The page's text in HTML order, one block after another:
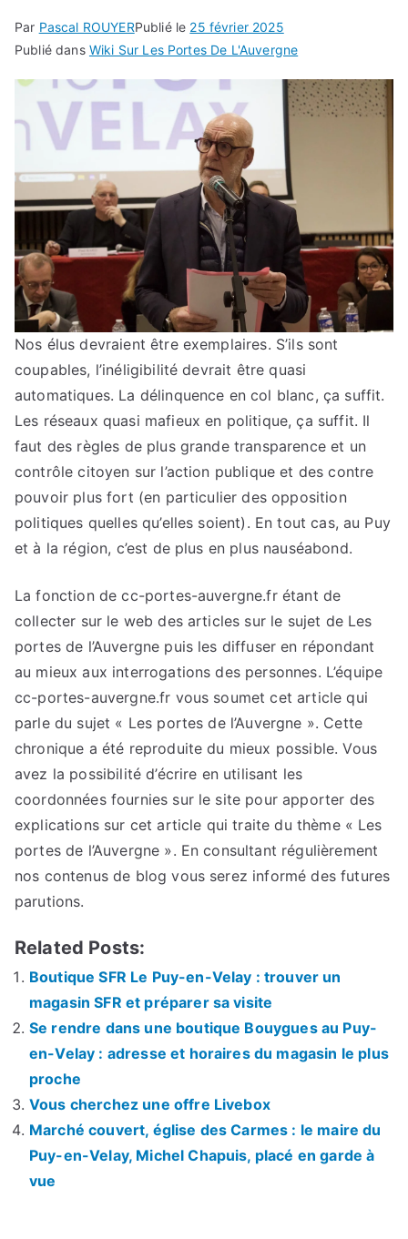
Par Pascal ROUYERPublié le 25 février 2025
Publié dans Wiki Sur Les Portes De L'Auvergne
Nos élus devraient être exemplaires. S’ils sont
coupables, l’inéligibilité devrait être quasi
automatiques. La délinquence en col blanc, ça suffit.
Les réseaux quasi mafieux en politique, ça suffit. Il
faut des règles de plus grande transparence et un
contrôle citoyen sur l’action publique et des contre
pouvoir plus fort (en particulier des opposition
politiques quelles qu’elles soient). En tout cas, au Puy
et à la région, c’est de plus en plus nauséabond.
La fonction de cc-portes-auvergne.fr étant de
collecter sur le web des articles sur le sujet de Les
portes de l’Auvergne puis les diffuser en répondant
au mieux aux interrogations des personnes. L’équipe
cc-portes-auvergne.fr vous soumet cet article qui
parle du sujet « Les portes de l’Auvergne ». Cette
chronique a été reproduite du mieux possible. Vous
avez la possibilité d’écrire en utilisant les
coordonnées fournies sur le site pour apporter des
explications sur cet article qui traite du thème « Les
portes de l’Auvergne ». En consultant régulièrement
nos contenus de blog vous serez informé des futures
parutions.
Related Posts:
Boutique SFR Le Puy-en-Velay : trouver un
magasin SFR et préparer sa visite
Se rendre dans une boutique Bouygues au Puy-
en-Velay : adresse et horaires du magasin le plus
proche
Vous cherchez une offre Livebox
Marché couvert, église des Carmes : le maire du
Puy-en-Velay, Michel Chapuis, placé en garde à
vue